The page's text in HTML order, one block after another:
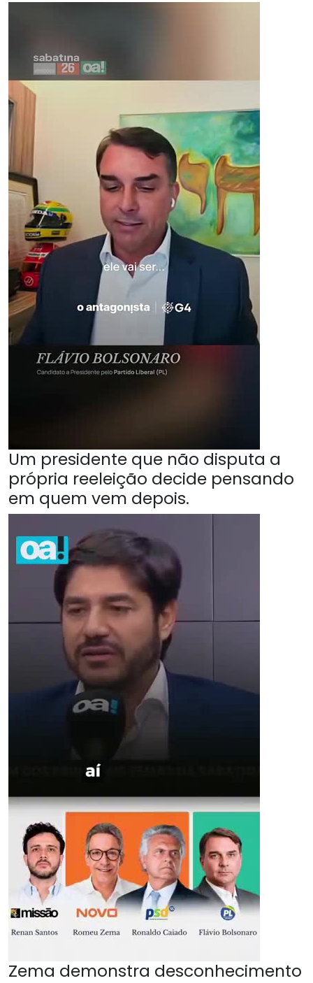
Um presidente que não disputa a
própria reeleição decide pensando
em quem vem depois.
Zema demonstra desconhecimento